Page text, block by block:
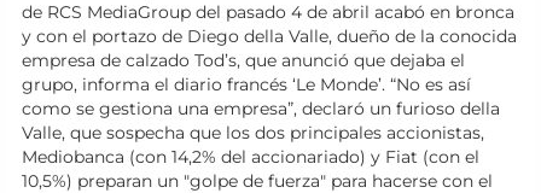
de RCS MediaGroup del pasado 4 de abril acabó en bronca
y con el portazo de Diego della Valle, dueño de la conocida
empresa de calzado Tod’s, que anunció que dejaba el
grupo, informa el diario francés ‘Le Monde’. “No es así
como se gestiona una empresa”, declaró un furioso della
Valle, que sospecha que los dos principales accionistas,
Mediobanca (con 14,2% del accionariado) y Fiat (con el
10,5%) preparan un "golpe de fuerza" para hacerse con el